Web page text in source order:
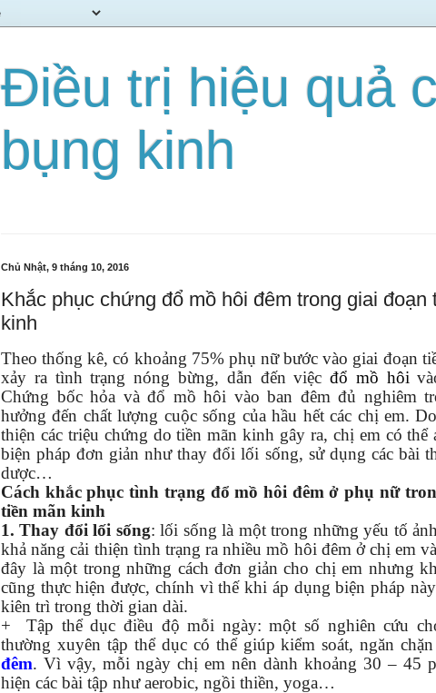
Điều trị hiệu quả
bụng kinh
Chủ Nhật, 9 tháng 10, 2016
Khắc phục chứng đổ mồ hôi đêm trong giai đoạn
kinh
Theo thống kê, có khoảng 75% phụ nữ bước vào giai đoạn
xảy ra tình trạng nóng bừng, dẫn đến việcđổ mồ hôi
Chứng bốc hỏa và đổ mồ hôi vào ban đêm đủ nghiêm
hưởng đến chất lượng cuộc sống của hầu hết các chị em.
thiện các triệu chứng do tiền mãn kinh gây ra, chị em có thể
biện pháp đơn giản như thay đổi lối sống, sử dụng các bài
dược…
Cách khắc phục tình trạng đổ mồ hôi đêm ở phụ nữ
tiền mãn kinh
1. Thay đổi lối sống: lối sống là một trong những yếu tố
khả năng cải thiện tình trạng ra nhiều mồ hôi đêm ở chị em
đây là một trong những cách đơn giản cho chị em nhưng
cũng thực hiện được, chính vì thế khi áp dụng biện pháp
kiên trì trong thời gian dài.
+ Tập thể dục điều độ mỗi ngày: một số nghiên cứu
thường xuyên tập thể dục có thể giúp kiểm soát, ngăn
đêm. Vì vậy, mỗi ngày chị em nên dành khoảng 30 – 45
hiện các bài tập như aerobic, ngồi thiền, yoga…